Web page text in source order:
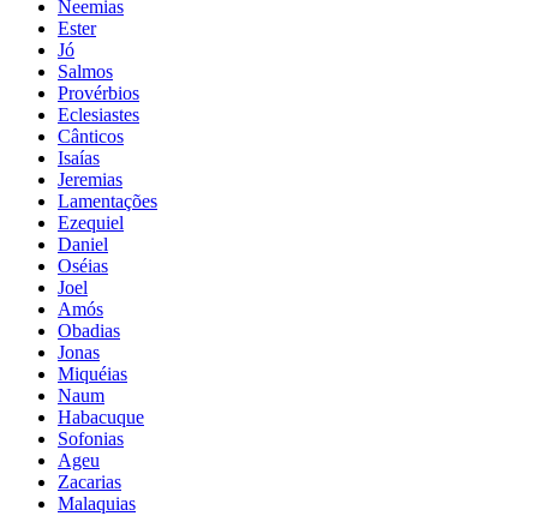
Neemias
Ester
Jó
Salmos
Provérbios
Eclesiastes
Cânticos
Isaías
Jeremias
Lamentações
Ezequiel
Daniel
Oséias
Joel
Amós
Obadias
Jonas
Miquéias
Naum
Habacuque
Sofonias
Ageu
Zacarias
Malaquias